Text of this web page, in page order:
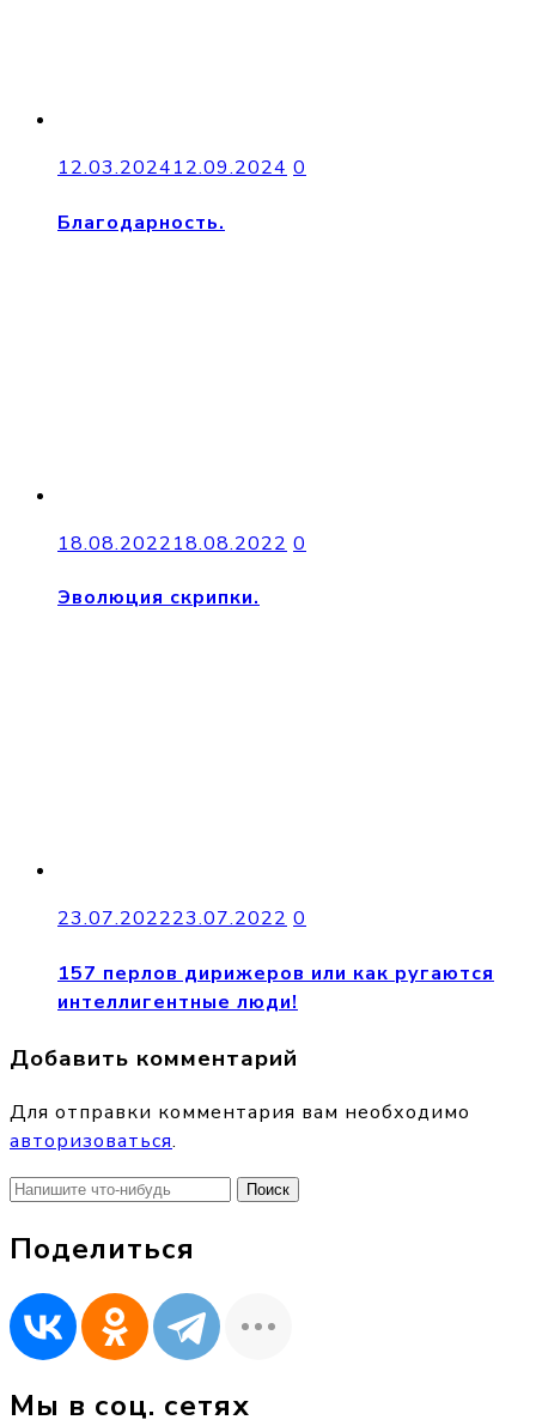
12.03.202412.09.2024 0
Благодарность.
18.08.202218.08.2022 0
Эволюция скрипки.
23.07.202223.07.2022 0
157 перлов дирижеров или как ругаются
интеллигентные люди!
Добавить комментарий
Для отправки комментария вам необходимо
авторизоваться.
Найти:
Поделиться
Мы в соц. сетях